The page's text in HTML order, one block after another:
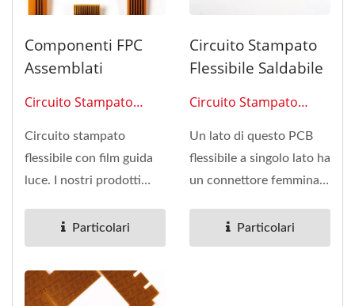
Componenti FPC
Assemblati
Circuito Stampato
Circuito stampato
flessibile con film guida
luce. I nostri prodotti
unilaterali,...Particolari
Circuito Stampato
Flessibile Saldabile
Circuito Stampato
Un lato di questo PCB
flessibile a singolo lato ha
un connettore femmina
potrebbe...Particolari